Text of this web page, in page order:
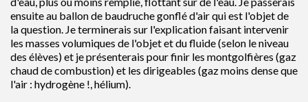
ensuite au ballon de baudruche gonflé d'air qui est l'objet de
la question. Je terminerais sur l'explication faisant intervenir
les masses volumiques de l'objet et du fluide (selon le niveau
des élèves) et je présenterais pour finir les montgolfières (gaz
chaud de combustion) et les dirigeables (gaz moins dense que
l'air : hydrogène !, hélium).